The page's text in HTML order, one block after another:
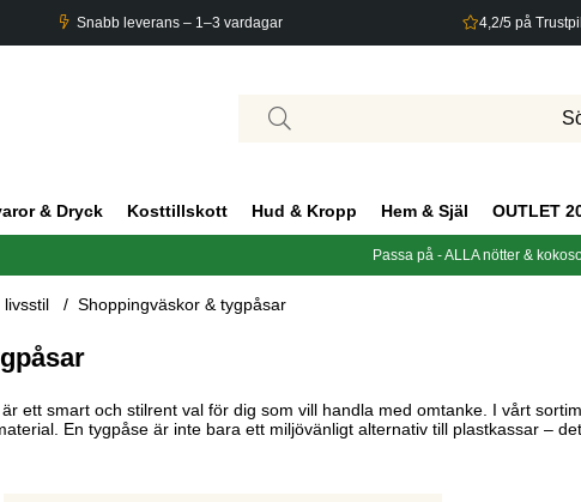
Snabb leverans – 1–3 vardagar 4,2/5 på
& Dryck Kosttillskott Hud & Kropp Hem & Själ OUTLET
Passa på - ALLA nötter &
livsstil Shoppingväskor & tygpåsar
ett smart och stilrent val för dig som vill handla med omtanke. I vårt
En tygpåse är inte bara ett miljövänligt alternativ till plastkassar –